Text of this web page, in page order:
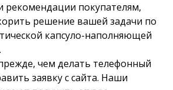
покупателям,
решение вашей задачи по
капсуло-наполняющей
чем делать телефонный
заявку с сайта. Наши